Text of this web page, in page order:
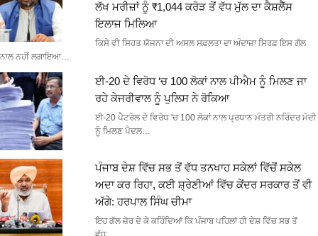
ਲੱਖ ਮਰੀਜ਼ਾਂ ਨੂੰ ₹1,044 ਕਰੋੜ ਤੋਂ ਵੱਧ ਮੁੱਲ ਦਾ ਕੈਸ਼ਲੈੱਸ
ਇਲਾਜ ਮਿਲਿਆ
ਕਿਸੇ ਵੀ ਸਿਹਤ ਯੋਜਨਾ ਦੀ ਅਸਲ ਸਫ਼ਲਤਾ ਦਾ ਅੰਦਾਜ਼ਾ ਸਿਰਫ਼ ਇਸ ਗੱਲ
ਨਾਲ ਨਹੀਂ ਲਗਾਇਆ…
ਈ-20 ਦੇ ਵਿਰੋਧ ‘ਚ 100 ਲੋਕਾਂ ਨਾਲ ਪੀਐਮ ਨੂੰ ਮਿਲਣ ਜਾ
ਰਹੇ ਕੇਜਰੀਵਾਲ ਨੂੰ ਪੁਲਿਸ ਨੇ ਰੋਕਿਆ
ਈ-20 ਪੈਟਰੋਲ ਦੇ ਵਿਰੋਧ 'ਚ 100 ਲੋਕਾਂ ਨਾਲ ਪ੍ਰਧਾਨ ਮੰਤਰੀ ਨਰਿੰਦਰ ਮੋਦੀ
ਨੂੰ ਮਿਲਣ ਪੈਦਲ…
ਪੰਜਾਬ ਦੇਸ਼ ਵਿੱਚ ਸਭ ਤੋਂ ਵੱਧ ਤਨਖਾਹ ਸਕੇਲਾਂ ਵਿੱਚੋਂ ਸਕੇਲ
ਅਦਾ ਕਰ ਰਿਹਾ, ਕਈ ਸ਼੍ਰੇਣੀਆਂ ਵਿੱਚ ਕੇਂਦਰ ਸਰਕਾਰ ਤੋਂ ਵੀ
ਅੱਗੇ: ਹਰਪਾਲ ਸਿੰਘ ਚੀਮਾ
ਇਹ ਗੱਲ ਜ਼ੋਰ ਦੇ ਕੇ ਕਹਿੰਦਿਆਂ ਕਿ ਪੰਜਾਬ ਪਹਿਲਾਂ ਹੀ ਦੇਸ਼ ਵਿੱਚ ਸਭ ਤੋਂ